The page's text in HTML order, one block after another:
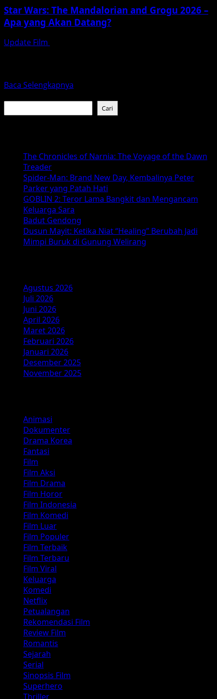
Star Wars: The Mandalorian and Grogu 2026 –
Apa yang Akan Datang?
Update Film
Baca Selengkapnya
Star
and
2026
–
Apa
yang
Akan
Datang?
Cari
The Chronicles of Narnia: The Voyage of the Dawn
Treader
Spider-Man: Brand New Day, Kembalinya Peter
Parker yang Patah Hati
GOBLIN 2: Teror Lama Bangkit dan Mengancam
Keluarga Sara
Badut Gendong
Dusun Mayit: Ketika Niat “Healing” Berubah Jadi
Mimpi Buruk di Gunung Welirang
Agustus 2026
Juli 2026
Juni 2026
April 2026
Maret 2026
Februari 2026
Januari 2026
Desember 2025
November 2025
Animasi
Dokumenter
Drama Korea
Fantasi
Film
Film Aksi
Film Drama
Film Horor
Film Indonesia
Film Komedi
Film Luar
Film Populer
Film Terbaik
Film Terbaru
Film Viral
Keluarga
Komedi
Netflix
Petualangan
Rekomendasi Film
Review Film
Romantis
Sejarah
Serial
Sinopsis Film
Superhero
Thriller